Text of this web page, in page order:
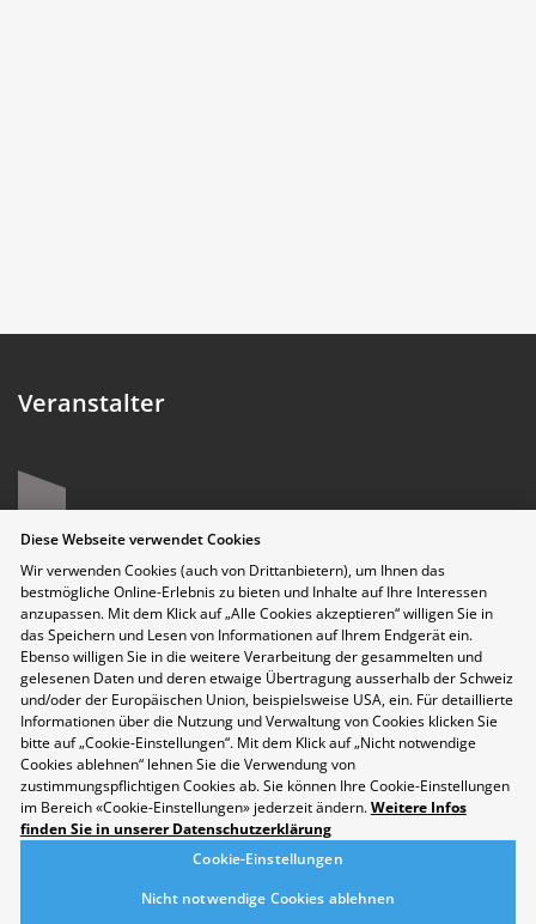
Veranstalter
Datenschutzerklärung
Disclaimer
Kontakt
Cookie-Einstellungen
Nachhaltigkeit
Berufsmesse Zürich
Diese Webseite verwendet Cookies
Wir verwenden Cookies (auch von Drittanbietern), um Ihnen das
bestmögliche Online-Erlebnis zu bieten und Inhalte auf Ihre Interessen
anzupassen. Mit dem Klick auf „Alle Cookies akzeptieren“ willigen Sie in
das Speichern und Lesen von Informationen auf Ihrem Endgerät ein.
Ebenso willigen Sie in die weitere Verarbeitung der gesammelten und
gelesenen Daten und deren etwaige Übertragung ausserhalb der Schweiz
und/oder der Europäischen Union, beispielsweise USA, ein. Für detaillierte
Informationen über die Nutzung und Verwaltung von Cookies klicken Sie
bitte auf „Cookie-Einstellungen“. Mit dem Klick auf „Nicht notwendige
Cookies ablehnen“ lehnen Sie die Verwendung von
zustimmungspflichtigen Cookies ab. Sie können Ihre Cookie-Einstellungen
im Bereich «Cookie-Einstellungen» jederzeit ändern.Weitere Infos
finden Sie in unserer Datenschutzerklärung
Cookie-Einstellungen
Nicht notwendige Cookies ablehnen